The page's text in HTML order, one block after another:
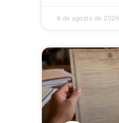
6 de agosto de 2026